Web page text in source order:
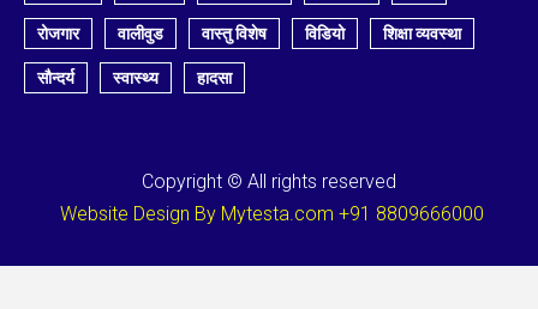
रोजगार वालीवुड वास्तु विशेष विडियो शिक्षा व्यवस्था
सौन्दर्य स्वास्थ्य हादसा
Copyright © All rights reserved
Website Design By Mytesta.com +91 8809666000